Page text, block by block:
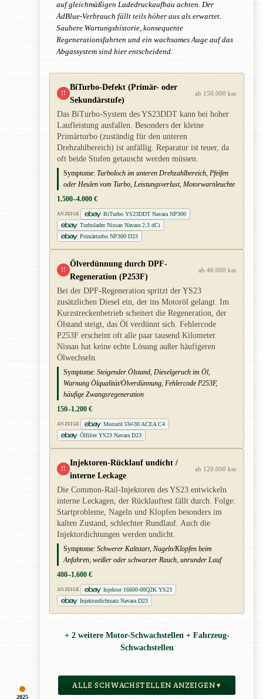
2025
auf gleichmäßigen Ladedruckaufbau achten. Der
AdBlue-Verbrauch fällt teils höher aus als erwartet.
Saubere Wartungshistorie, konsequente
Regenerationsfahrten und ein wachsames Auge auf das
Abgassystem sind hier entscheidend.
!!
BiTurbo-Defekt (Primär- oder
Sekundärstufe)
ab 150.000 km
Das BiTurbo-System des YS23DDT kann bei hoher
Laufleistung ausfallen. Besonders der kleine
Primärturbo (zuständig für den unteren
Drehzahlbereich) ist anfällig. Reparatur ist teuer, da
oft beide Stufen getauscht werden müssen.
Symptome: Turboloch im unteren Drehzahlbereich, Pfeifen
oder Heulen vom Turbo, Leistungsverlust, Motorwarnleuchte
1.500–4.000 €
ANZEIGE
BiTurbo YS23DDT Navara NP300
Turbolader Nissan Navara 2.3 dCi
Primärturbo NP300 D23
!!
Ölverdünnung durch DPF-
Regeneration (P253F)
ab 40.000 km
Bei der DPF-Regeneration spritzt der YS23
zusätzlichen Diesel ein, der ins Motoröl gelangt. Im
Kurzstreckenbetrieb scheitert die Regeneration, der
Ölstand steigt, das Öl verdünnt sich. Fehlercode
P253F erscheint oft alle paar tausend Kilometer.
Nissan hat keine echte Lösung außer häufigeren
Ölwechseln.
Symptome: Steigender Ölstand, Dieselgeruch im Öl,
Warnung Ölqualität/Ölverdünnung, Fehlercode P253F,
häufige Zwangsregeneration
150–1.200 €
ANZEIGE
Motoröl 5W-30 ACEA C4
Ölfilter YS23 Navara D23
!!
Injektoren-Rücklauf undicht /
interne Leckage
ab 120.000 km
Die Common-Rail-Injektoren des YS23 entwickeln
interne Leckagen, der Rücklauftest fällt durch. Folge:
Startprobleme, Nageln und Klopfen besonders im
kalten Zustand, schlechter Rundlauf. Auch die
Injektordichtungen werden undicht.
Symptome: Schwerer Kaltstart, Nageln/Klopfen beim
Anfahren, weißer oder schwarzer Rauch, unrunder Lauf
400–1.600 €
ANZEIGE
Injektor 16600-00Q2K YS23
Injektordichtsatz Navara D23
+ 2 weitere Motor-Schwachstellen + Fahrzeug-
Schwachstellen
ALLE SCHWACHSTELLEN ANZEIGEN ▾